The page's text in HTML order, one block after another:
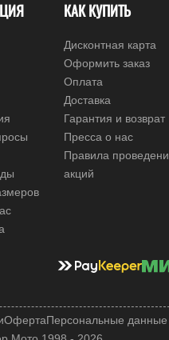
КАК КУПИТЬ
Дисконтная карта
Оформить заказ
Оплата
Доставка
Гарантия и возврат
Пресса о нас
Правила
акций
ОфертаПерсональные данные